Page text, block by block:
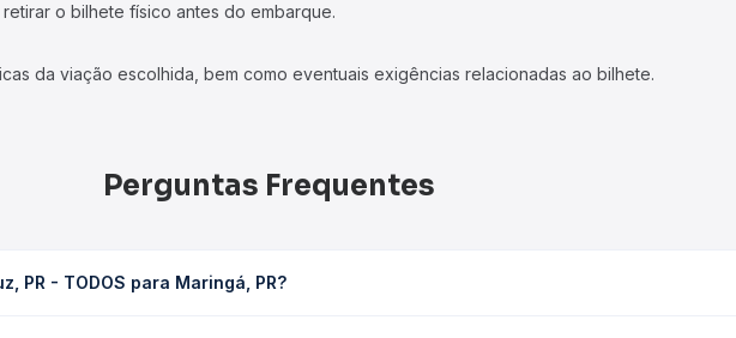
o bilhete físico antes do embarque.
da viação escolhida, bem como eventuais exigências relacionadas ao bilhete.
Perguntas Frequentes
PR - TODOS para Maringá, PR?